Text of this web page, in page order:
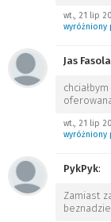
wt., 21 lip
wyróżniony
Jas Fasola
wt., 21 lip
wyróżniony
PykPyk:
Zamiast